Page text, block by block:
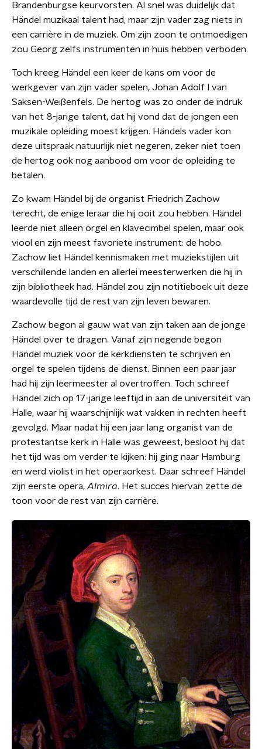
Brandenburgse keurvorsten. Al snel was duidelijk dat
Händel muzikaal talent had, maar zijn vader zag niets in
een carrière in de muziek. Om zijn zoon te ontmoedigen
zou Georg zelfs instrumenten in huis hebben verboden.
Toch kreeg Händel een keer de kans om voor de
werkgever van zijn vader spelen, Johan Adolf I van
Saksen-Weißenfels. De hertog was zo onder de indruk
van het 8-jarige talent, dat hij vond dat de jongen een
muzikale opleiding moest krijgen. Händels vader kon
deze uitspraak natuurlijk niet negeren, zeker niet toen
de hertog ook nog aanbood om voor de opleiding te
betalen.
Zo kwam Händel bij de organist Friedrich Zachow
terecht, de enige leraar die hij ooit zou hebben. Händel
leerde niet alleen orgel en klavecimbel spelen, maar ook
viool en zijn meest favoriete instrument: de hobo.
Zachow liet Händel kennismaken met muziekstijlen uit
verschillende landen en allerlei meesterwerken die hij in
zijn bibliotheek had. Händel zou zijn notitieboek uit deze
waardevolle tijd de rest van zijn leven bewaren.
Zachow begon al gauw wat van zijn taken aan de jonge
Händel over te dragen. Vanaf zijn negende begon
Händel muziek voor de kerkdiensten te schrijven en
orgel te spelen tijdens de dienst. Binnen een paar jaar
had hij zijn leermeester al overtroffen. Toch schreef
Händel zich op 17-jarige leeftijd in aan de universiteit van
Halle, waar hij waarschijnlijk wat vakken in rechten heeft
gevolgd. Maar nadat hij een jaar lang organist van de
protestantse kerk in Halle was geweest, besloot hij dat
het tijd was om verder te kijken: hij ging naar Hamburg
en werd violist in het operaorkest. Daar schreef Händel
zijn eerste opera, Almira. Het succes hiervan zette de
toon voor de rest van zijn carrière.